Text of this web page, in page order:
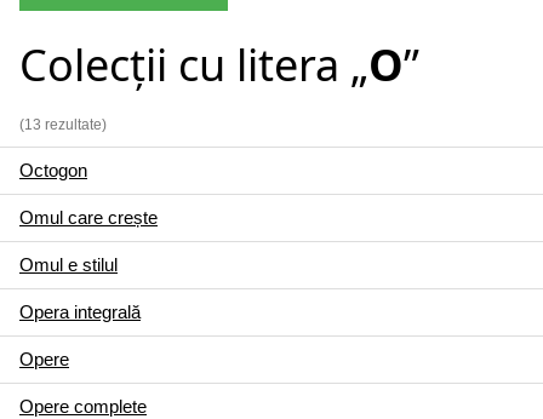
Colecții cu litera „O”
(13 rezultate)
Octogon
Omul care crește
Omul e stilul
Opera integrală
Opere
Opere complete